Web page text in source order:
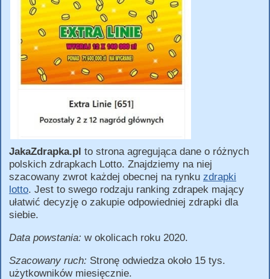
JakaZdrapka.pl to strona agregująca dane o różnych
polskich zdrapkach Lotto. Znajdziemy na niej
szacowany zwrot każdej obecnej na rynku zdrapki
lotto. Jest to swego rodzaju ranking zdrapek mający
ułatwić decyzję o zakupie odpowiedniej zdrapki dla
siebie.
Data powstania: w okolicach roku 2020.
Szacowany ruch: Stronę odwiedza około 15 tys.
użytkowników miesięcznie.